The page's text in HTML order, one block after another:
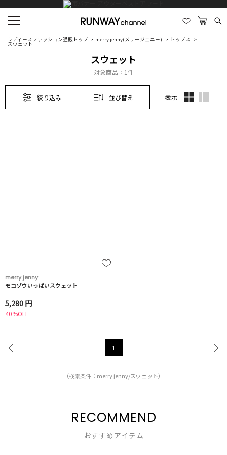
レディースファッション通販トップ merry jenny(メリージェニー) トップス
スウェット
スウェット
対象商品： 1件
絞り込み 並び替え 表示
merry jenny
モコゾウいっぱいスウェット
5,280 円
40%OFF
1
（検索条件：merry jenny/スウェット）
RECOMMEND
おすすめアイテム